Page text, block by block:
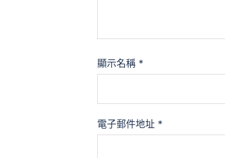
顯示名稱 *
電子郵件地址 *